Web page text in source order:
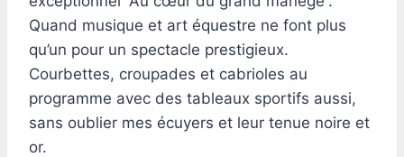
Quand musique et art équestre ne font plus
qu’un pour un spectacle prestigieux.
Courbettes, croupades et cabrioles au
programme avec des tableaux sportifs aussi,
sans oublier mes écuyers et leur tenue noire et
or.